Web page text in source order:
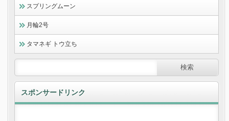
スプリングムーン
月輪2号
タマネギ トウ立ち
スポンサードリンク